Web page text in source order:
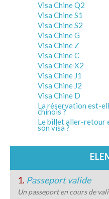
Visa Chine Q2
Visa Chine S1
Visa Chine S2
Visa Chine G
Visa Chine Z
Visa Chine C
Visa Chine X2
Visa Chine J1
Visa Chine J2
Visa Chine D
La réservation est-
chinois ?
Le billet aller-retour
son visa ?
1. Passeport valide
Un passeport en cours de